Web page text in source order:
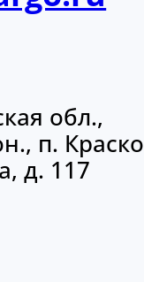
обл.,
п.
д. 117